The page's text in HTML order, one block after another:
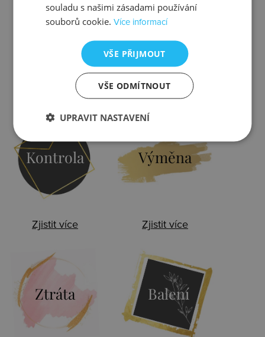
Slevy
Zjistit více
Doprava
Zjistit více
Kontrola
Zjistit více
Výměna
Zjistit více
Ztráta Balení
souladu s našimi zásadami používání
souborů cookie.Více informací
VŠE PŘIJMOUT
VŠE ODMÍTNOUT
UPRAVIT NASTAVENÍ